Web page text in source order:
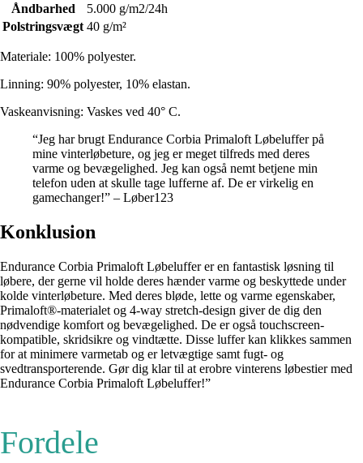
Åndbarhed
5.000 g/m2/24h
Polstringsvægt 40 g/m²
Materiale: 100% polyester.
Linning: 90% polyester, 10% elastan.
Vaskeanvisning: Vaskes ved 40° C.
“Jeg har brugt Endurance Corbia Primaloft Løbeluffer på
mine vinterløbeture, og jeg er meget tilfreds med deres
varme og bevægelighed. Jeg kan også nemt betjene min
telefon uden at skulle tage lufferne af. De er virkelig en
gamechanger!” – Løber123
Konklusion
Endurance Corbia Primaloft Løbeluffer er en fantastisk løsning til
løbere, der gerne vil holde deres hænder varme og beskyttede under
kolde vinterløbeture. Med deres bløde, lette og varme egenskaber,
Primaloft®-materialet og 4-way stretch-design giver de dig den
nødvendige komfort og bevægelighed. De er også touchscreen-
kompatible, skridsikre og vindtætte. Disse luffer kan klikkes sammen
for at minimere varmetab og er letvægtige samt fugt- og
svedtransporterende. Gør dig klar til at erobre vinterens løbestier med
Endurance Corbia Primaloft Løbeluffer!”
Fordele